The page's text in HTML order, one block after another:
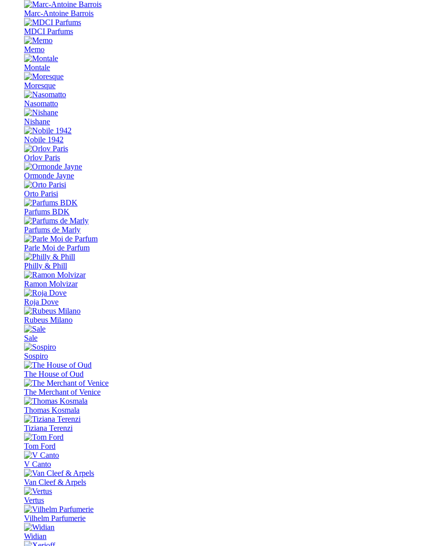
Marc-Antoine Barrois
MDCI Parfums
Memo
Montale
Moresque
Nasomatto
Nishane
Nobile 1942
Orlov Paris
Ormonde Jayne
Orto Parisi
Parfums BDK
Parfums de Marly
Parle Moi de Parfum
Philly & Phill
Ramon Molvizar
Roja Dove
Rubeus Milano
Sale
Sospiro
The House of Oud
The Merchant of Venice
Thomas Kosmala
Tiziana Terenzi
Tom Ford
V Canto
Van Cleef & Arpels
Vertus
Vilhelm Parfumerie
Widian